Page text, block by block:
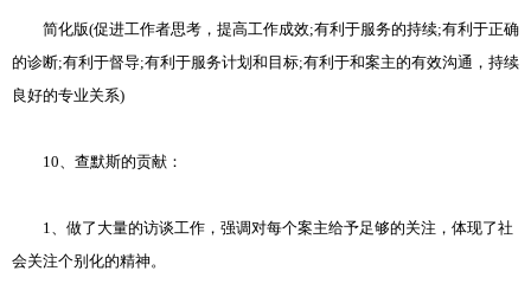
简化版(促进工作者思考，提高工作成效;有利于服务的持续;有利于正确
的诊断;有利于督导;有利于服务计划和目标;有利于和案主的有效沟通，持续
良好的专业关系)
10、查默斯的贡献：
1、做了大量的访谈工作，强调对每个案主给予足够的关注，体现了社
会关注个别化的精神。